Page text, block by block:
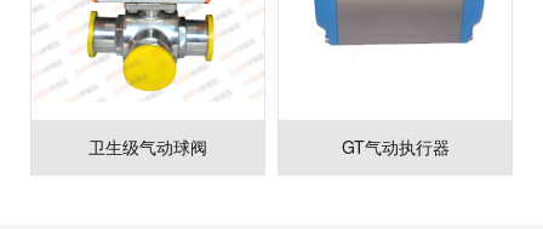
卫生级气动球阀 GT气动执行器